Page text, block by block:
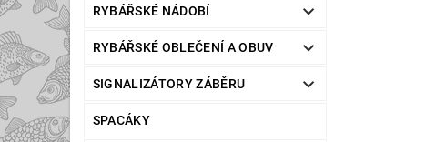
RYBÁŘSKÉ NÁDOBÍ
RYBÁŘSKÉ OBLEČENÍ A OBUV
SIGNALIZÁTORY ZÁBĚRU
SPACÁKY